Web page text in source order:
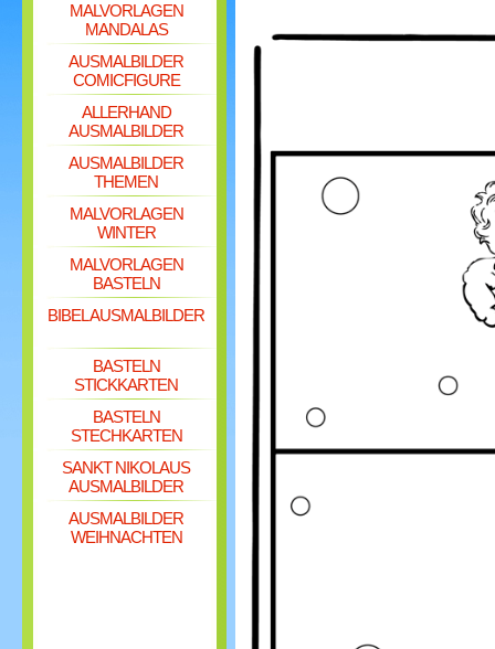
MALVORLAGEN
MANDALAS
AUSMALBILDER
COMICFIGURE
ALLERHAND
AUSMALBILDER
AUSMALBILDER
THEMEN
MALVORLAGEN
WINTER
MALVORLAGEN
BASTELN
BIBEL AUSMALBILDER
BASTELN
STICKKARTEN
BASTELN
STECHKARTEN
SANKT NIKOLAUS
AUSMALBILDER
AUSMALBILDER
WEIHNACHTEN